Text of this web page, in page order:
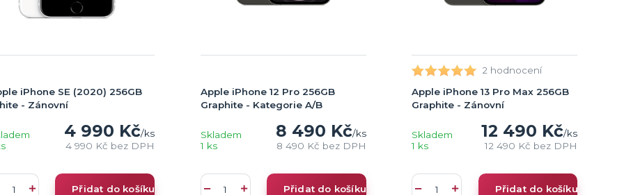
iPhone SE (2020) 256GB
- Zánovní
4 990 Kč/ks
4 990 Kč bez DPH
Přidat do košíku
Apple iPhone 12 Pro 256GB
Graphite - Kategorie A/B
8 490 Kč/ks
8 490 Kč bez DPH
Skladem
1 ks
Přidat do košíku
2 hodnocení
Apple iPhone 13 Pro Max 256GB
Graphite - Zánovní
12 490 Kč/ks
12 490 Kč bez DPH
Skladem
1 ks
Přidat do košíku